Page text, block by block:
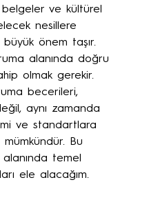
ve kültürel
nesillere
büyük önem taşır.
alanında doğru
olmak gerekir.
becerileri,
aynı zamanda
ve standartlara
Bu
temel
ele alacağım.